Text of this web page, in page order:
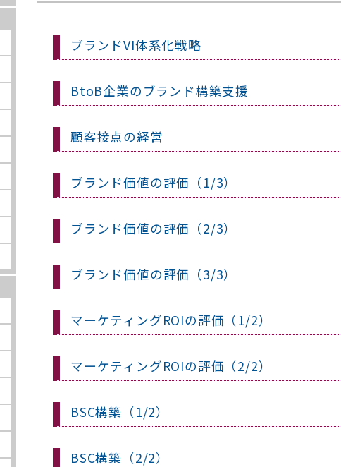
ブランドVI体系化戦略
BtoB企業のブランド構築支援
顧客接点の経営
ブランド価値の評価（1/3）
ブランド価値の評価（2/3）
ブランド価値の評価（3/3）
マーケティングROIの評価（1/2）
マーケティングROIの評価（2/2）
BSC構築（1/2）
BSC構築（2/2）